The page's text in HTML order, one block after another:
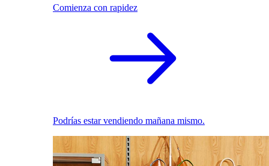
Comienza con rapidez
Podrías estar vendiendo mañana mismo.